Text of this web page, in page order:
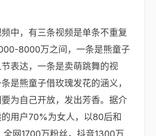
中，有三条视频是单条不重复
8000万之间，一条是熊童子
表达，一条是卖萌跳舞的视
是熊童子借玫瑰发花的涵义，
为自己开放，发出芳香。据介
用户70%为女人，以80后和
全网1700万粉丝，抖音1300万